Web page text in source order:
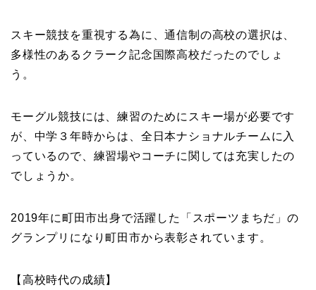
スキー競技を重視する為に、通信制の高校の選択は、
多様性のあるクラーク記念国際高校だったのでしょ
う。
モーグル競技には、練習のためにスキー場が必要です
が、中学３年時からは、全日本ナショナルチームに入
っているので、練習場やコーチに関しては充実したの
でしょうか。
2019年に町田市出身で活躍した「スポーツまちだ」の
グランプリになり町田市から表彰されています。
【高校時代の成績】